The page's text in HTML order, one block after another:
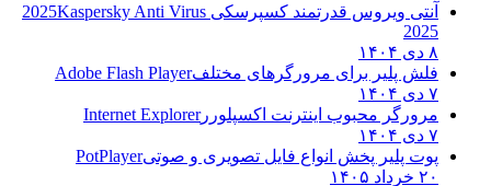
آنتی ویروس قدرتمند کسپرسکی 2025Kaspersky Anti Virus
فلش پلیر برای مرورگرهای مختلفAdobe Flash Player
مرورگر محبوب اینترنت اکسپلوررInternet Explorer
پوت پلیر پخش انواع فایل تصویری و صوتیPotPlayer